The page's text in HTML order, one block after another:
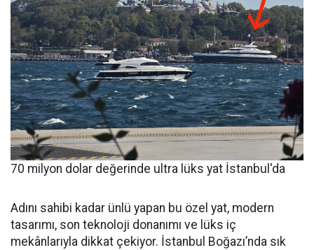
70 milyon dolar değerinde ultra lüks yat İstanbul'da
Adını sahibi kadar ünlü yapan bu özel yat, modern
tasarımı, son teknoloji donanımı ve lüks iç
mekânlarıyla dikkat çekiyor. İstanbul Boğazı’nda sık